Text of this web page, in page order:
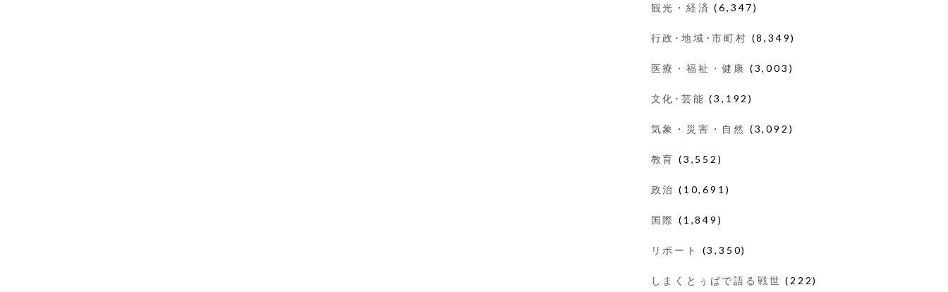
観光・経済 (6,347)
行政･地域･市町村 (8,349)
医療・福祉・健康 (3,003)
文化･芸能 (3,192)
気象・災害・自然 (3,092)
教育 (3,552)
政治 (10,691)
国際 (1,849)
リポート (3,350)
しまくとぅばで語る戦世 (222)